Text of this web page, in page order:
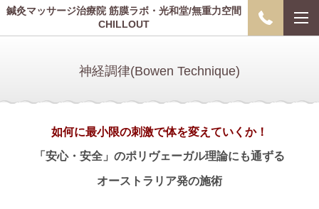
鍼灸マッサージ治療院 筋膜ラボ・光和堂/無重力空間
CHILLOUT
神経調律(Bowen Technique)
如何に最小限の刺激で体を変えていくか！
「安心・安全」のポリヴェーガル理論にも通ずる
オーストラリア発の施術